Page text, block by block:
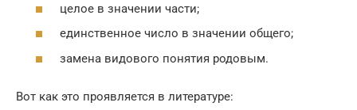
целое в значении части;
единственное число в значении общего;
замена видового понятия родовым.
Вот как это проявляется в литературе: